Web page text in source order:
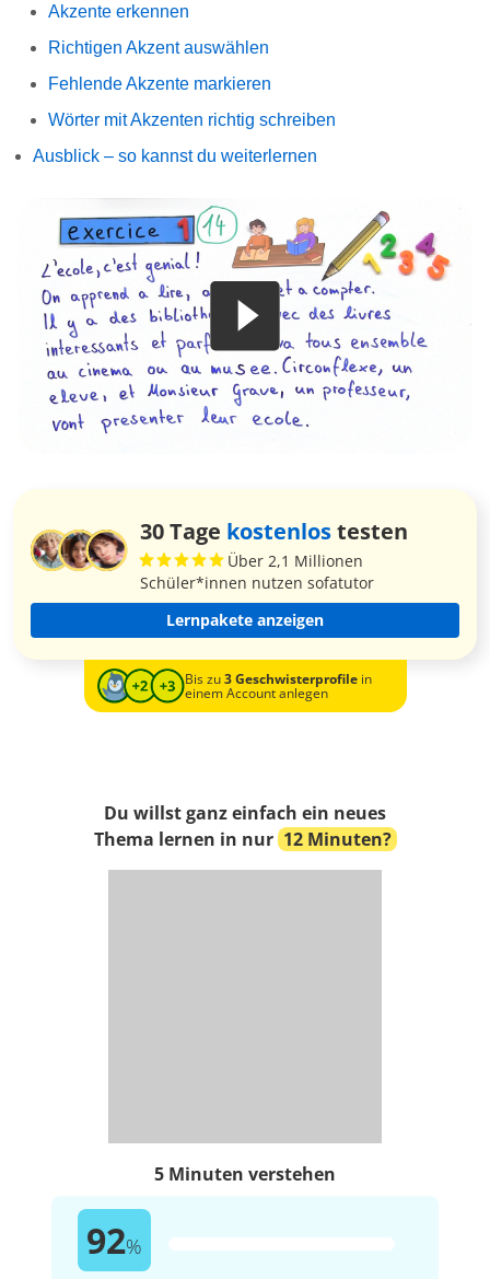
Akzente erkennen
Richtigen Akzent auswählen
Fehlende Akzente markieren
Wörter mit Akzenten richtig schreiben
Ausblick – so kannst du weiterlernen
30 Tage kostenlostesten
Über 2,1 Millionen
Schüler*innen nutzen sofatutor
Lernpakete anzeigen
Bis zu3 Geschwisterprofilein
einem Account anlegen
Du willst ganz einfach ein neues
Thema lernen in nur 12 Minuten?
5 Minuten verstehen
92%